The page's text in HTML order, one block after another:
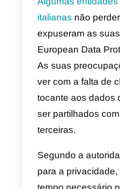
conversas.
As APIs do
por outro
chaves de
a
informações
tornam
maior número
dispondo